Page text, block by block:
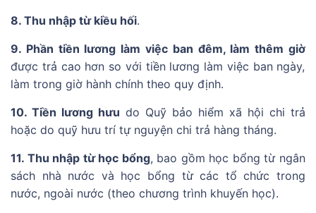
8. Thu nhập từ kiều hối.
9. Phần tiền lương làm việc ban đêm, làm thêm giờ
được trả cao hơn so với tiền lương làm việc ban ngày,
làm trong giờ hành chính theo quy định.
10. Tiền lương hưu do Quỹ bảo hiểm xã hội chi trả
hoặc do quỹ hưu trí tự nguyện chi trả hàng tháng.
11. Thu nhập từ học bổng, bao gồm học bổng từ ngân
sách nhà nước và học bổng từ các tổ chức trong
nước, ngoài nước (theo chương trình khuyến học).